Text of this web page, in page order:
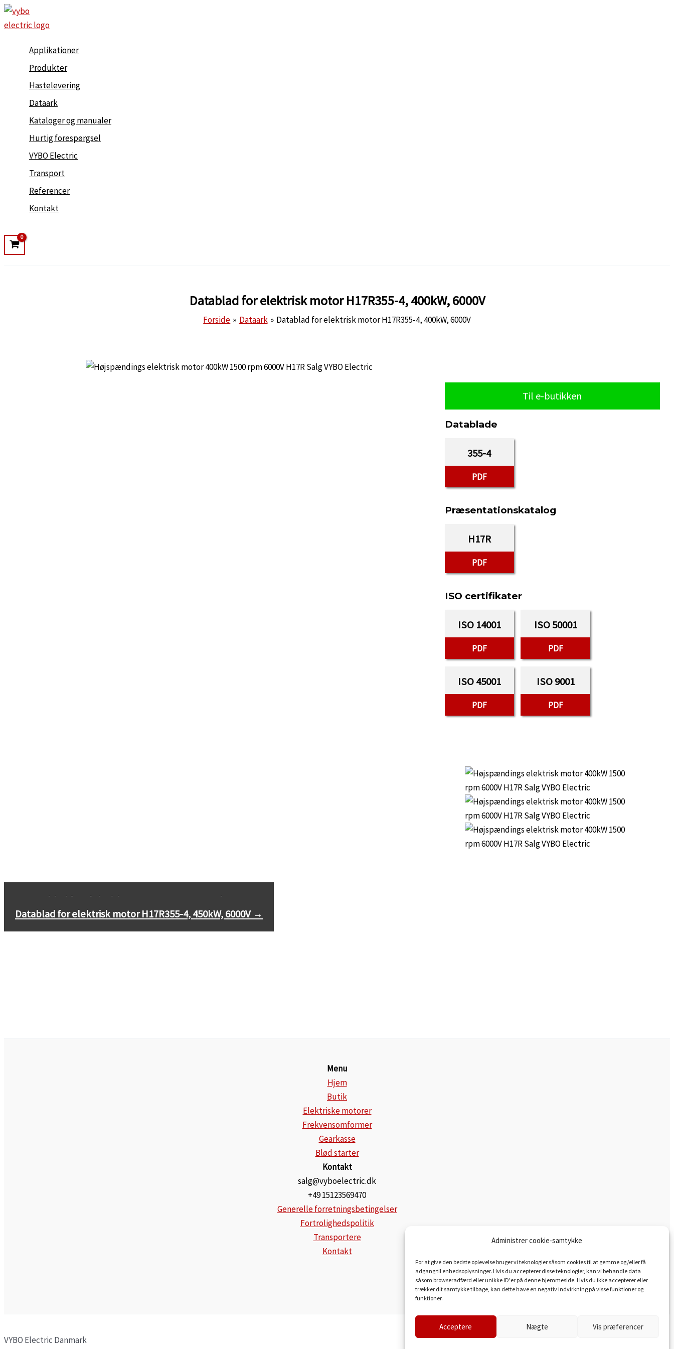
Administrer cookie-samtykke
For at give den bedste oplevelse bruger vi teknologier såsom cookies til at gemme og/eller få
adgang til enhedsoplysninger. Hvis du accepterer disse teknologier, kan vi behandle data
såsom browseradfærd eller unikke ID'er på denne hjemmeside. Hvis du ikke accepterer eller
trækker dit samtykke tilbage, kan dette have en negativ indvirkning på visse funktioner og
funktioner.
Acceptere Nægte Vis præferencer
Gå
til
Applikationer
Produkter
Hastelevering
Dataark
Kataloger og manualer
Hurtig forespørgsel
VYBO Electric
Transport
Referencer
Kontakt
Datablad for elektrisk motor H17R355-4, 400kW, 6000V
Forside Dataark Datablad for elektrisk motor H17R355-4, 400kW, 6000V
Til e-butikken
Datablade
355-4
PDF
Præsentationskatalog
H17R
PDF
ISO certifikater
ISO 14001
PDF
ISO 50001
PDF
ISO 45001
PDF
ISO 9001
PDF
Datablad for elektrisk motor H17R355-4, 355kW, 6000V
Datablad for elektrisk motor H17R355-4, 450kW, 6000V →
Menu
Hjem
Butik
Elektriske motorer
Frekvensomformer
Gearkasse
Blød starter
Kontakt
salg@vyboelectric.dk
+49 15123569470
Generelle forretningsbetingelser
Fortrolighedspolitik
Transportere
Kontakt
VYBO Electric Danmark